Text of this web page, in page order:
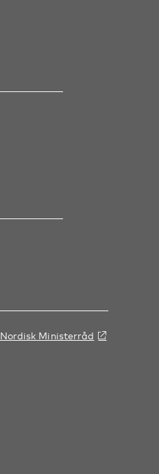
Nordisk Ministerråd